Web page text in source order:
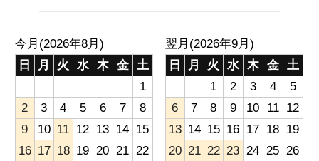
今月(2026年8月)
日
月 火 水 木 金 土
1
2
3 4 5 6 7
8
9
10 11 12 13 14 15
16 17 18 19 20 21 22
翌月(2026年9月)
日
月 火 水 木 金
土
1
2 3 4
5
6
7 8 9 10 11
12
13 14 15 16 17 18 19
20 21 22 23 24 25 26